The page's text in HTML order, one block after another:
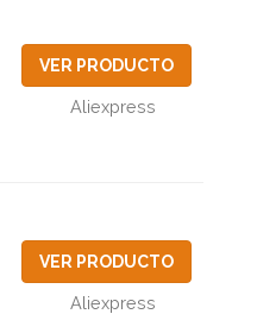
VER PRODUCTO
Aliexpress
VER PRODUCTO
Aliexpress